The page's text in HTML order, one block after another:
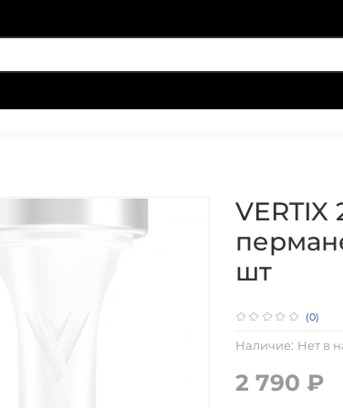
(0)
Наличие: Нет в
VERTIX
шт
2 790 ₽